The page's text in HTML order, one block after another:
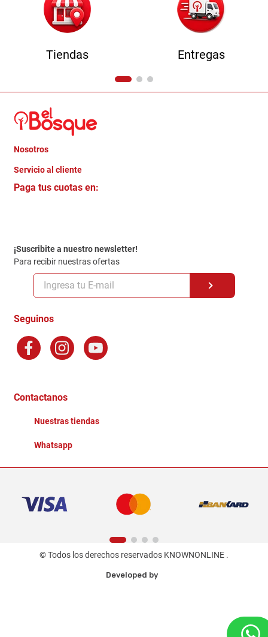
Tiendas Entregas
Nosotros
Quienes somos
Trabaja con Nosotros
Servicio al cliente
Crédito Directo
Politica de Privacidad
Políticas y condiciones GiftCard
Formas de Pago
Terminos y Condiciones
Factura Electronica
Ganadores - Promociones
Paga tus cuotas en:
¡Suscribite a nuestro newsletter!
Para recibir nuestras ofertas
Seguinos
Contactanos
Nuestras tiendas
Whatsapp
© Todos los derechos reservados KNOWNONLINE .
Developed by